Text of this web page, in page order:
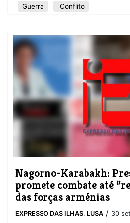
Guerra
Conflito
Nagorno-Karabakh:
promete combate até
das forças arménias
EXPRESSO DAS ILHAS, LUSA / 30